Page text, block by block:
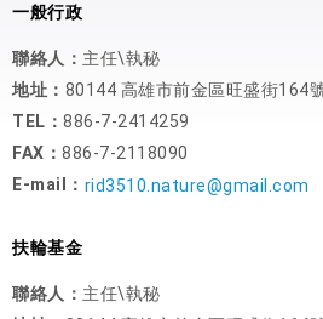
一般行政
聯絡人： 主任\執秘
地址： 80144 高雄市前金區旺盛街164
TEL： 886-7-2414259
FAX： 886-7-2118090
E-mail： rid3510.nature@gmail.com
扶輪基金
聯絡人： 主任\執秘